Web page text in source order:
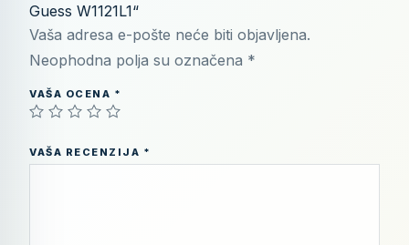
Guess W1121L1“
Vaša adresa e-pošte neće biti objavljena.
Neophodna polja su označena *
VAŠA OCENA *
VAŠA RECENZIJA *